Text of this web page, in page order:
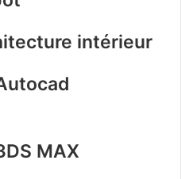
intérieur
MAX